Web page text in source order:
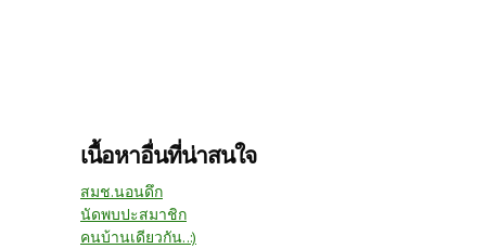
เนื้อหาอื่นที่น่าสนใจ
สมช.นอนดึก
นัดพบปะสมาชิก
คนบ้านเดียวกัน..:)